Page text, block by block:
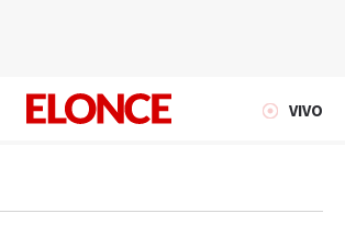
VIVO